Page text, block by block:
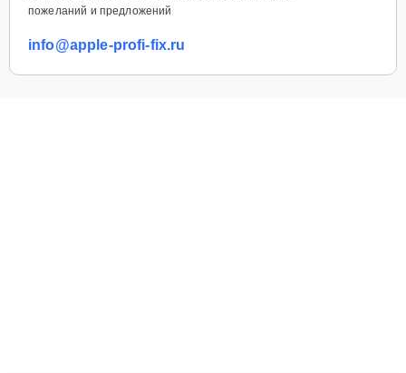
пожеланий и предложений
info@apple-profi-fix.ru